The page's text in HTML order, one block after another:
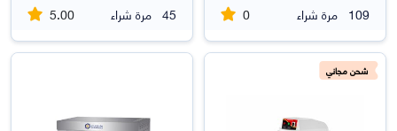
109 مرة شراء 0
45 مرة شراء 5.00
شحن مجاني